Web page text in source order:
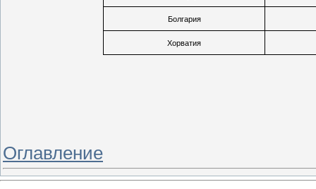
Болгария
Хорватия
Оглавление